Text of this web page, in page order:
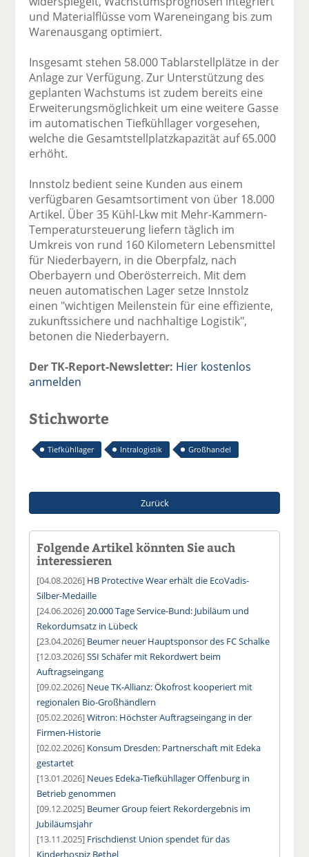
und Materialflüsse vom Wareneingang bis zum
Warenausgang optimiert.
Insgesamt stehen 58.000 Tablarstellplätze in der
Anlage zur Verfügung. Zur Unterstützung des
geplanten Wachstums ist zudem bereits eine
Erweiterungsmöglichkeit um eine weitere Gasse
im automatischen Tiefkühllager vorgesehen,
welche die Gesamtstellplatzkapazität auf 65.000
erhöht.
Innstolz bedient seine Kunden aus einem
verfügbaren Gesamtsortiment von über 18.000
Artikel. Über 35 Kühl-Lkw mit Mehr-Kammern-
Temperatursteuerung liefern täglich im
Umkreis von rund 160 Kilometern Lebensmittel
für Niederbayern, in die Oberpfalz, nach
Oberbayern und Oberösterreich. Mit dem
neuen automatischen Lager setze Innstolz
einen "wichtigen Meilenstein für eine effiziente,
zukunftssichere und nachhaltige Logistik",
betonen die Niederbayern.
Der TK-Report-Newsletter: Hier kostenlos
anmelden
Stichworte
Tiefkühllager Intralogistik Großhandel
Zurück
Folgende Artikel könnten Sie auch
interessieren
[04.08.2026] HB Protective Wear erhält die EcoVadis-
Silber-Medaille
[24.06.2026]20.000 Tage Service-Bund: Jubiläum und
Rekordumsatz in Lübeck
[23.04.2026] Beumer neuer Hauptsponsor des FC Schalke
[12.03.2026]SSI Schäfer mit Rekordwert beim
Auftragseingang
[09.02.2026] Neue TK-Allianz: Ökofrost kooperiert mit
regionalen Bio-Großhändlern
[05.02.2026]Witron: Höchster Auftragseingang in der
Firmen-Historie
[02.02.2026] Konsum Dresden: Partnerschaft mit Edeka
gestartet
[13.01.2026] Neues Edeka-Tiefkühllager Offenburg in
Betrieb genommen
[09.12.2025] Beumer Group feiert Rekordergebnis im
Jubiläumsjahr
[13.11.2025] Frischdienst Union spendet für das
Kinderhospiz Bethel